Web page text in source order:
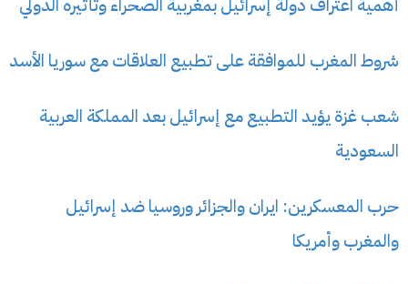
أهمية اعتراف دولة إسرائيل بمغربية الصحراء وتأثيره الدولي
شروط المغرب للموافقة على تطبيع العلاقات مع سوريا الأسد
شعب غزة يؤيد التطبيع مع إسرائيل بعد المملكة العربية
السعودية
حرب المعسكرين: ايران والجزائر وروسيا ضد إسرائيل
والمغرب وأمريكا